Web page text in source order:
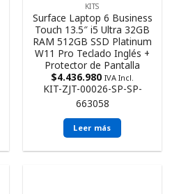
KITS
Surface Laptop 6 Business
Touch 13.5″ i5 Ultra 32GB
RAM 512GB SSD Platinum
W11 Pro Teclado Inglés +
Protector de Pantalla
$4.436.980 IVA Incl.
KIT-ZJT-00026-SP-SP-
663058
Leer más